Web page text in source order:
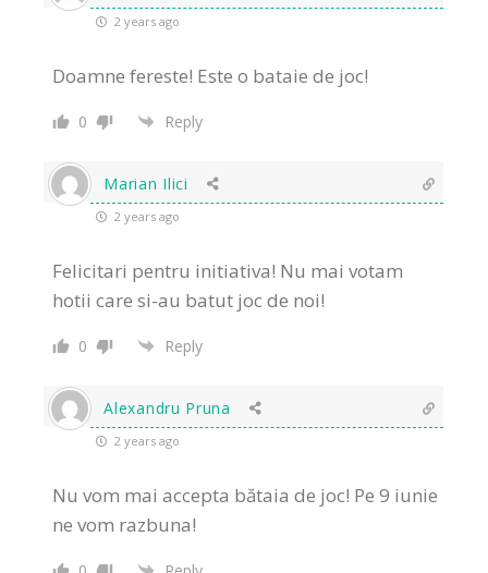
2 years ago
Doamne fereste! Este o bataie de joc!
0 Reply
Marian Ilici
2 years ago
Felicitari pentru initiativa! Nu mai votam
hotii care si-au batut joc de noi!
0 Reply
Alexandru Pruna
2 years ago
Nu vom mai accepta bătaia de joc! Pe 9 iunie
ne vom razbuna!